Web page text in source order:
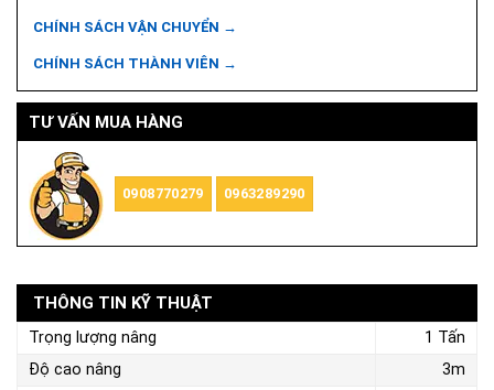
CHÍNH SÁCH VẬN CHUYỂN →
CHÍNH SÁCH THÀNH VIÊN →
TƯ VẤN MUA HÀNG
0908770279 0963289290
THÔNG TIN KỸ THUẬT
Trọng lượng nâng
1 Tấn
Độ cao nâng
3m